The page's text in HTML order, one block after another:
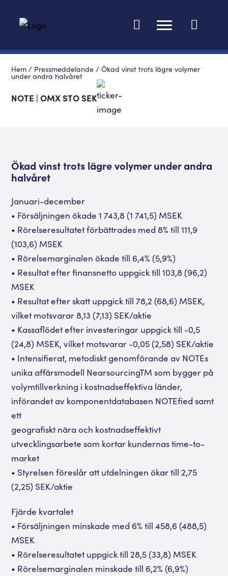
Hem / Pressmeddelande /Ökad vinst trots lägre volymer
under andra halvåret
NOTE | OMX STO SEK
Ökad vinst trots lägre volymer under andra
halvåret
Januari-december
• Försäljningen ökade 1 743,8 (1 741,5) MSEK
• Rörelseresultatet förbättrades med 8% till 111,9
(103,6) MSEK
• Rörelsemarginalen ökade till 6,4% (5,9%)
• Resultat efter finansnetto uppgick till 103,8 (96,2)
MSEK
• Resultat efter skatt uppgick till 78,2 (68,6) MSEK,
vilket motsvarar 8,13 (7,13) SEK/aktie
• Kassaflödet efter investeringar uppgick till -0,5
(24,8) MSEK, vilket motsvarar -0,05 (2,58) SEK/aktie
• Intensifierat, metodiskt genomförande av NOTEs
unika affärsmodell NearsourcingTM som bygger på
volymtillverkning i kostnadseffektiva länder,
införandet av komponentdatabasen NOTEfied samt
ett
geografiskt nära och kostnadseffektivt
utvecklingsarbete som kortar kundernas time-to-
market
• Styrelsen föreslår att utdelningen ökar till 2,75
(2,25) SEK/aktie
Fjärde kvartalet
• Försäljningen minskade med 6% till 458,6 (488,5)
MSEK
• Rörelseresultatet uppgick till 28,5 (33,8) MSEK
• Rörelsemarginalen minskade till 6,2% (6,9%)